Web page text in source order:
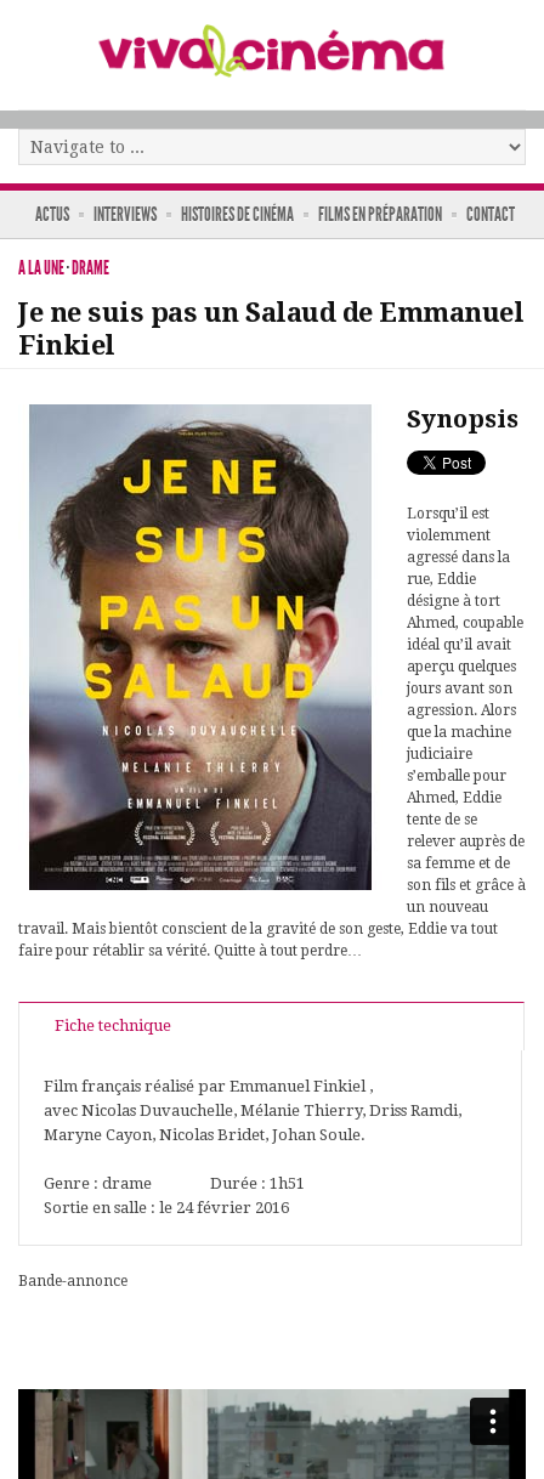
ACTUS INTERVIEWS HISTOIRES DE CINÉMA FILMS EN PRÉPARATION CONTACT
A LA UNE·DRAME
Je ne suis pas un Salaud de Emmanuel
Finkiel
Synopsis
Lorsqu’il est
violemment
agressé dans la
rue, Eddie
désigne à tort
Ahmed, coupable
idéal qu’il avait
aperçu quelques
jours avant son
agression. Alors
que la machine
judiciaire
s’emballe pour
Ahmed, Eddie
tente de se
relever auprès de
sa femme et de
son fils et grâce à
un nouveau
travail. Mais bientôt conscient de la gravité de son geste, Eddie va tout
faire pour rétablir sa vérité. Quitte à tout perdre…
Fiche technique
Film français réalisé par Emmanuel Finkiel ,
avec Nicolas Duvauchelle, Mélanie Thierry, Driss Ramdi,
Maryne Cayon, Nicolas Bridet, Johan Soule.
Genre : drame Durée : 1h51
Sortie en salle : le 24 février 2016
Bande-annonce